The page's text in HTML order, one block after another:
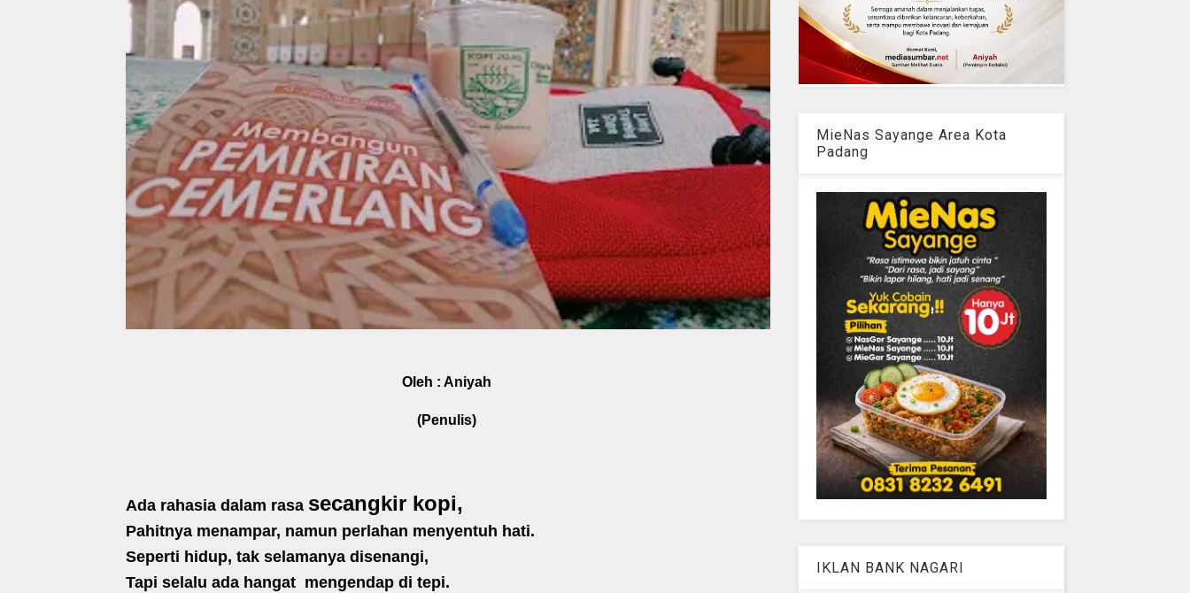
Oleh : Aniyah
(Penulis)
Ada rahasia dalam rasa secangkir kopi,
Pahitnya menampar, namun perlahan menyentuh hati.
Seperti hidup, tak selamanya disenangi,
Tapi selalu ada hangat mengendap di tepi.
MieNas Sayange Area Kota
Padang
IKLAN BANK NAGARI